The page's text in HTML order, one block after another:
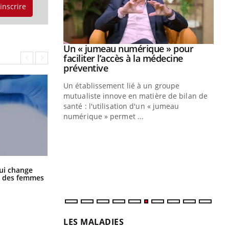
change
femmes
pour de
de
questions, de
Youtube
Un « jumeau numérique » pour
faciliter l’accès à la médecine
préventiveYoutube
Un établissement lié à un groupe
mutualiste innove en matière de bilan de
santé : l'utilisation d'un « jumeau
numérique » permet ...
LES MALADIES